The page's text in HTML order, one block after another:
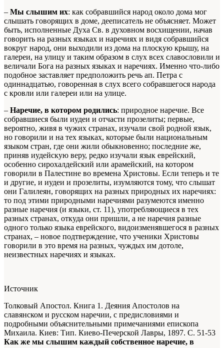
– Мы слышим их: как собравшийся народ около дома мог
слышать говорящих в доме, дееписатель не объясняет. Может
быть, исполненные Духа Св. в духовном восхищении, начав
говорить на разных языках и наречиях и видя собравшийся
вокруг народ, они выходили из дома на плоскую крышу, на
галереи, на улицу и таким образом в слух всех славословили и
величали Бога на разных языках и наречиях. Именно что-либо
подобное заставляет предположить речь ап. Петра с
одиннадцатью, говоренная в слух всего собравшегося народа
с кровли или галереи или на улице.
– Наречие, в котором родились: природное наречие. Все
собравшиеся были иудеи и отчасти прозелиты; первые,
вероятно, живя в чужих странах, изучали свой родной язык,
но говорили и на тех языках, которые были национальным
языком стран, где они жили обыкновенно; последние же,
приняв иудейскую веру, редко изучали язык еврейский,
особенно сирохалдейский или арамейский, на котором
говорили в Палестине во времена Христовы. Если теперь и те
и другие, и иудеи и прозелиты, изумляются тому, что слышат
они Галилеян, говорящих на разных природных их наречиях:
то под этими природными наречиями разумеются именно
разные наречия (и языки, ст. 11), употребляющиеся в тех
разных странах, откуда они пришли, а не наречия разные
одного только языка еврейского, видоизменявшегося в разных
странах, – новое подтверждение, что ученики Христовы
говорили в это время на разных, чуждых им дотоле,
неизвестных наречиях и языках.
Источник
Толковый Апостол. Книга 1. Деяния Апостолов на
славянском и русском наречии, с предисловиями и
подробными объяснительными примечаниями епископа
Михаила. Киев: Тип. Киево-Печерской Лавры, 1897. С. 51-53
Как же мы слышим каждый собственное наречие, в